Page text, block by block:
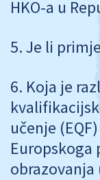
HKO-a u
Je li
Koja je
učenje
Europskoga
obrazovanja